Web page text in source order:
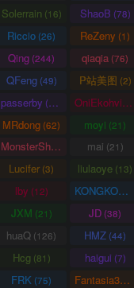
Solerrain(16) ShaoB (78)
Riccio (26) ReZeny (1)
Qing (244) qiaqia (76)
QFeng(49) P站美图 (2)
passerby (26) OniEkohvius
MRdong (62) moyi (21)
MonsterShinkai (38)mai (21)
Lucifer (3) liulaoye (13)
lby (12) KONGKONG
JXM (21) JD (38)
huaQ (126) HMZ (44)
Hcg(81) haigui (7)
FRK (75) Fantasia3DArt